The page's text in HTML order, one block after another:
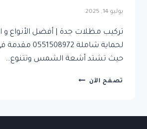
يوليو 14, 2025
تركيب مظلات جدة | أفضل الأنواع و
لحماية شاملة
حيث تشتد أشعة الشمس وتتنوع…
تصفح الآن تركيب